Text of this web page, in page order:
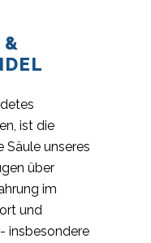
&
ist die
Säule unseres
über
im
und
insbesondere